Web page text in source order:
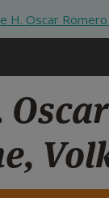
H. Oscar